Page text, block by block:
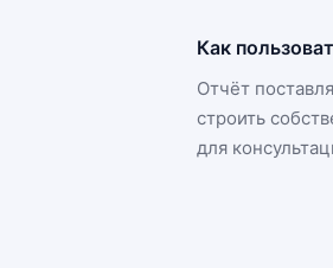
Как
Отчёт
строить
для